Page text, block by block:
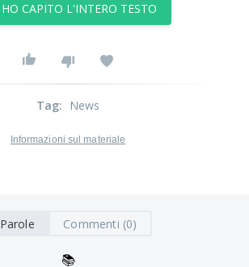
HO CAPITO L'INTERO TESTO
Tag: News
Informazioni sul materiale
Parole Commenti (0)
📚